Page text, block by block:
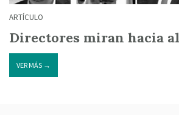
ARTÍCULO
Directores miran hacia
VER MÁS →